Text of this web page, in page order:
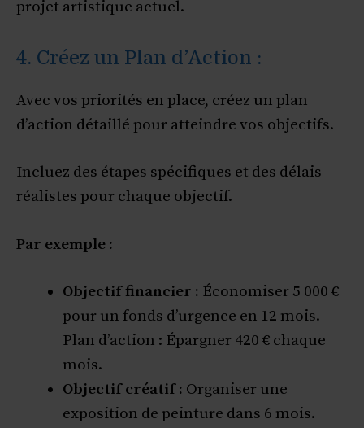
projet artistique actuel.
4. Créez un Plan d’Action :
Avec vos priorités en place, créez un plan
d’action détaillé pour atteindre vos objectifs.
Incluez des étapes spécifiques et des délais
réalistes pour chaque objectif.
Par exemple :
Objectif financier : Économiser 5 000 €
pour un fonds d’urgence en 12 mois.
Plan d’action : Épargner 420 € chaque
mois.
Objectif créatif : Organiser une
exposition de peinture dans 6 mois.